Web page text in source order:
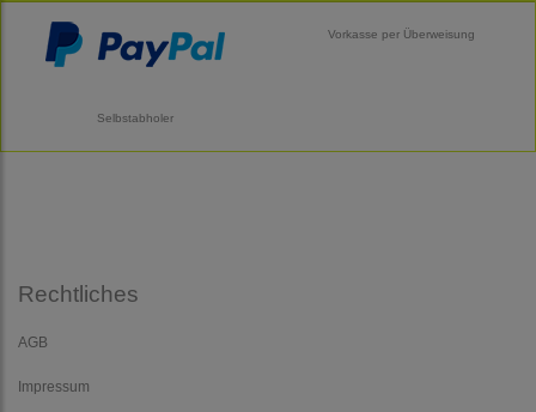
Vorkasse per Überweisung
Selbstabholer
Rechtliches
AGB
Impressum